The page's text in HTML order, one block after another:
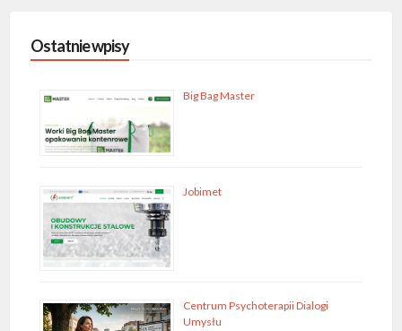
Ostatnie wpisy
Big Bag Master
Jobimet
Centrum Psychoterapii Dialogi
Umysłu